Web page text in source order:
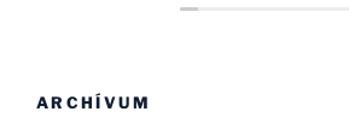
helikopterrel (MI2) kapcsolatban
ARCHÍVUM